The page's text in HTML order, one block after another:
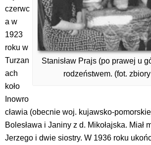
Stanisław Prajs (po prawej u
rodzeństwem. (fot.
czerwc
a w
1923
roku w
Turzan
ach
koło
Inowro
cławia (obecnie woj. kujawsko-
Bolesława i Janiny z d. Mikołajska. Miał
Jerzego i dwie siostry. W 1936 roku